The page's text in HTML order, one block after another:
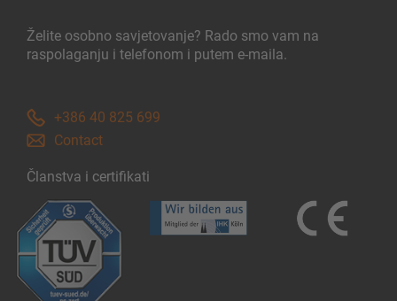
Želite osobno savjetovanje? Rado smo vam na
raspolaganju i telefonom i putem e-maila.
+386 40 825 699
Contact
Članstva i certifikati